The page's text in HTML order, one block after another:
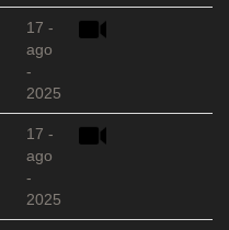
17 -
ago
-
2025
17 -
ago
-
2025